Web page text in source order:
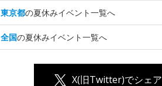
東京都の夏休みイベント一覧へ
全国の夏休みイベント一覧へ
X(旧Twitter)でシェア